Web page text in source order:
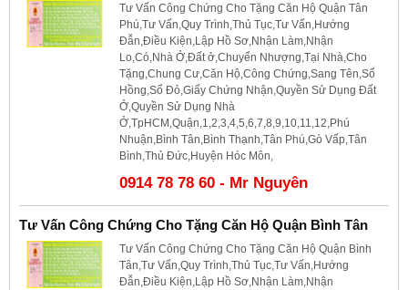
Tư Vấn Công Chứng Cho Tặng Căn Hộ Quận Tân
Phú,Tư Vấn,Quy Trình,Thủ Tục,Tư Vấn,Hướng
Đẫn,Điều Kiện,Lập Hồ Sơ,Nhận Làm,Nhận
Lo,Có,Nhà Ở,Đất ở,Chuyển Nhượng,Tại Nhà,Cho
Tặng,Chung Cư,Căn Hộ,Công Chứng,Sang Tên,Sổ
Hồng,Sổ Đỏ,Giấy Chứng Nhận,Quyền Sử Dụng Đất
Ở,Quyền Sử Dụng Nhà
Ở,TpHCM,Quận,1,2,3,4,5,6,7,8,9,10,11,12,Phú
Nhuận,Bình Tân,Bình Thạnh,Tân Phú,Gò Vấp,Tân
Bình,Thủ Đức,Huyện Hóc Môn,
0914 78 78 60 - Mr Nguyên
Tư Vấn Công Chứng Cho Tặng Căn Hộ Quận Bình Tân
Tư Vấn Công Chứng Cho Tặng Căn Hộ Quận Bình
Tân,Tư Vấn,Quy Trình,Thủ Tục,Tư Vấn,Hướng
Đẫn,Điều Kiện,Lập Hồ Sơ,Nhận Làm,Nhận